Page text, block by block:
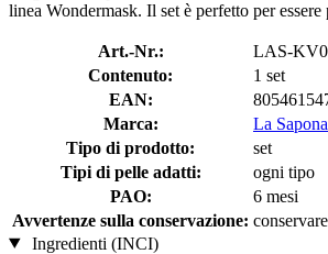
linea Wondermask. Il set è perfetto per
Art.-Nr.:
LAS-
Contenuto:
1 set
EAN:
Marca:
La
Tipo di prodotto:
set
Tipi di pelle adatti:
ogni tipo
PAO:
6 mesi
Avvertenze sulla conservazione:
Ingredienti (INCI)